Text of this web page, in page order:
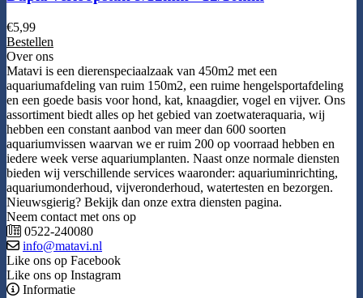
€5,99
Bestellen
Over ons
Matavi is een dierenspeciaalzaak van 450m2 met een
aquariumafdeling van ruim 150m2, een ruime hengelsportafdeling
en een goede basis voor hond, kat, knaagdier, vogel en vijver. Ons
assortiment biedt alles op het gebied van zoetwateraquaria, wij
hebben een constant aanbod van meer dan 600 soorten
aquariumvissen waarvan we er ruim 200 op voorraad hebben en
iedere week verse aquariumplanten. Naast onze normale diensten
bieden wij verschillende services waaronder: aquariuminrichting,
aquariumonderhoud, vijveronderhoud, watertesten en bezorgen.
Nieuwsgierig? Bekijk dan onze extra diensten pagina.
Neem contact met ons op
0522-240080
info@matavi.nl
Like ons op Facebook
Like ons op Instagram
Informatie